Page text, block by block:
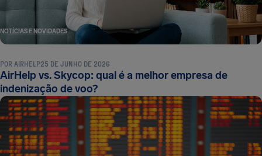
NOTÍCIAS E NOVIDADES
POR AIRHELP25 DE JUNHO DE 2026
AirHelp vs. Skycop: qual é a melhor empresa de
indenização de voo?